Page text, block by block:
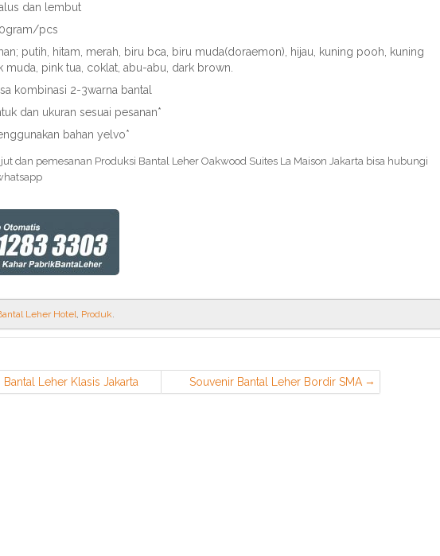
dan lembut
pcs
putih, hitam, merah, biru bca, biru muda(doraemon), hijau, kuning pooh, kuning
muda, pink tua, coklat, abu-abu, dark brown.
kombinasi 2-3warna bantal
dan ukuran sesuai pesanan*
bahan yelvo*
dan pemesanan Produksi Bantal Leher Oakwood Suites La Maison Jakarta bisa hubungi
Leher Hotel, Produk.
Leher Klasis Jakarta
Souvenir Bantal Leher Bordir SMA
Santa Ursula Jakarta